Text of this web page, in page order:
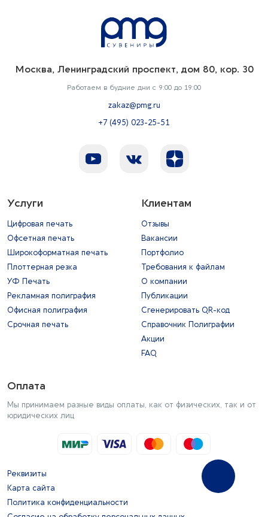
Москва, Ленинградский проспект, дом 80, кор. 30
Работаем в будние дни с 9:00 до 19:00
zakaz@pmg.ru
+7 (495) 023-25-51
Услуги
Цифровая печать
Офсетная печать
Широкоформатная печать
Плоттерная резка
УФ Печать
Рекламная полиграфия
Офисная полиграфия
Срочная печать
Клиентам
Отзывы
Вакансии
Портфолио
Требования к файлам
О компании
Публикации
Сгенерировать QR-код
Справочник Полиграфии
Акции
FAQ
Оплата
Мы принимаем разные виды оплаты, как от физических, так и от
юридических лиц
Реквизиты
Карта сайта
Политика конфиденциальности